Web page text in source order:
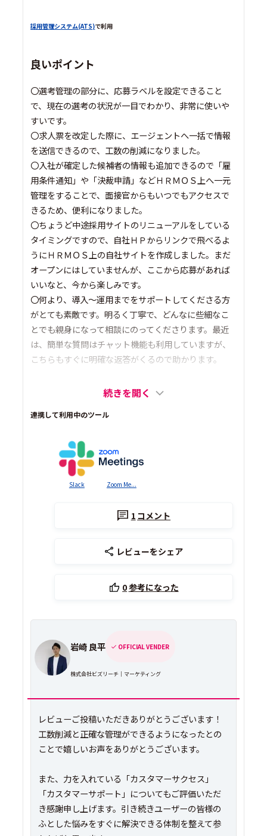
採用管理システム(ATS)で利用
良いポイント
〇選考管理の部分に、応募ラベルを設定できること
で、現在の選考の状況が一目でわかり、非常に使いや
すいです。
〇求人票を改定した際に、エージェントへ一括で情報
を送信できるので、工数の削減になりました。
〇入社が確定した候補者の情報も追加できるので「雇
用条件通知」や「決裁申請」などＨＲＭＯＳ上へ一元
管理をすることで、面接官からもいつでもアクセスで
きるため、便利になりました。
〇ちょうど中途採用サイトのリニューアルをしている
タイミングですので、自社ＨＰからリンクで飛べるよ
うにＨＲＭＯＳ上の自社サイトを作成しました。まだ
オープンにはしていませんが、ここから応募があれば
いいなと、今から楽しみです。
〇何より、導入～運用までをサポートしてくださる方
がとても素敵です。明るく丁寧で、どんなに些細なこ
とでも親身になって相談にのってくださります。最近
は、簡単な質問はチャット機能も利用していますが、
こちらもすぐに明確な返答がくるので助かります。
続きを開く
連携して利用中のツール
Slack Zoom Me...
1 コメント
レビューをシェア
0参考になった
岩崎 良平 OFFICIAL VENDER
株式会社ビズリーチ｜マーケティング
レビューご投稿いただきありがとうございます！
工数削減と正確な管理ができるようになったとの
ことで嬉しいお声をありがとうございます。
また、力を入れている「カスタマーサクセス」
「カスタマーサポート」についてもご評価いただ
き感謝申し上げます。引き続きユーザーの皆様の
ふとした悩みをすぐに解決できる体制を整えて参